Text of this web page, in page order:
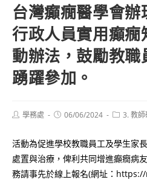
台灣癲癇醫學會
行政人員實用癲
動辦法，鼓勵教
踴躍參加。
Post學務處
Post06/06/2024
Post3. 教師
活動為促進學校教職員工及學生家
處置與治療，俾利共同增進癲癇病
務請事先於線上報名(網址：